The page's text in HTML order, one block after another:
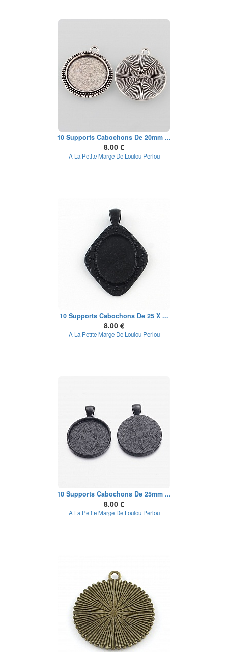
10 Supports Cabochons De 20mm ...
8.00 €
A La Petite Marge De Loulou Perlou
10 Supports Cabochons De 25 X ...
8.00 €
A La Petite Marge De Loulou Perlou
10 Supports Cabochons De 25mm ...
8.00 €
A La Petite Marge De Loulou Perlou